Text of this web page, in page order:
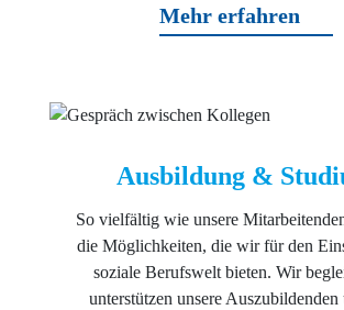
Mehr erfahren
Ausbildung &
So vielfältig wie unsere
die Möglichkeiten, die wir für den
soziale Berufswelt bieten. Wir
unterstützen unsere